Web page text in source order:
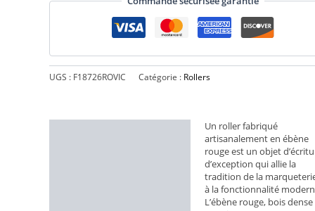
UGS : F18726ROVIC Catégorie : Rollers
Un roller fabriqué
artisanalement en ébène
rouge est un objet
d’exception qui allie la
tradition de la
à la fonctionnalité
L’ébène rouge, bois dense